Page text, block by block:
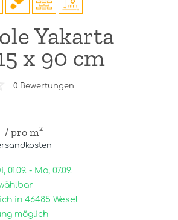
Yakarta
x 90 cm
0 Bewertungen
/ pro m²
- Mo, 07.09.
in 46485 Wesel
möglich